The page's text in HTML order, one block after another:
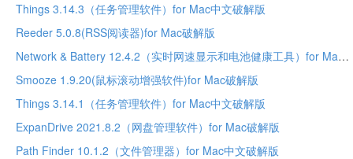
Things 3.14.3（任务管理软件）for Mac中文破解版
Reeder 5.0.8(RSS阅读器)for Mac破解版
Network & Battery 12.4.2（实时网速显示和电池健康工具）for Mac中文破解版
Smooze 1.9.20(鼠标滚动增强软件)for Mac破解版
Things 3.14.1（任务管理软件）for Mac中文破解版
ExpanDrive 2021.8.2（网盘管理软件）for Mac破解版
Path Finder 10.1.2（文件管理器）for Mac中文破解版